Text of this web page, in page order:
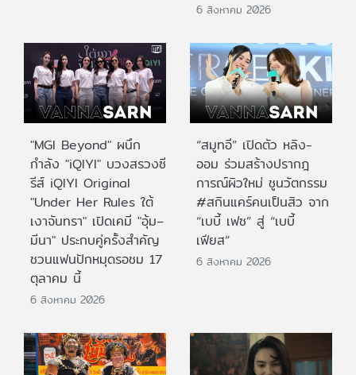
6 สิงหาคม 2026
"MGI Beyond" ผนึก
กำลัง "iQIYI" บวงสรวงซี
รีส์ iQIYI Original
"Under Her Rules ใต้
เงาจันทรา" เปิดเคมี "อุ้ม–
มีนา" ประกบคู่ครั้งสำคัญ
ชวนแฟนปักหมุดรอชม 17
ตุลาคม นี้
6 สิงหาคม 2026
“สมูทอี” เปิดตัว หลิง-
ออม ร่วมสร้างปรากฎ
การณ์ผิวใหม่ ชูนวัตกรรม
#สกินแคร์คนเป็นสิว จาก
“เบบี้ เฟซ” สู่ “เบบี้
เฟียส”
6 สิงหาคม 2026